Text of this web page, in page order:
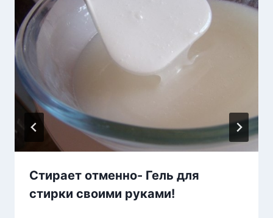
Стирает отменно- Гель для
стирки своими руками!